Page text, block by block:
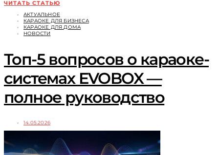
ЧИТАТЬ СТАТЬЮ
АКТУАЛЬНОЕ
КАРАОКЕ ДЛЯ БИЗНЕСА
КАРАОКЕ ДЛЯ ДОМА
НОВОСТИ
Топ-5 вопросов о караоке-
системах EVOBOX —
полное руководство
14.05.2026